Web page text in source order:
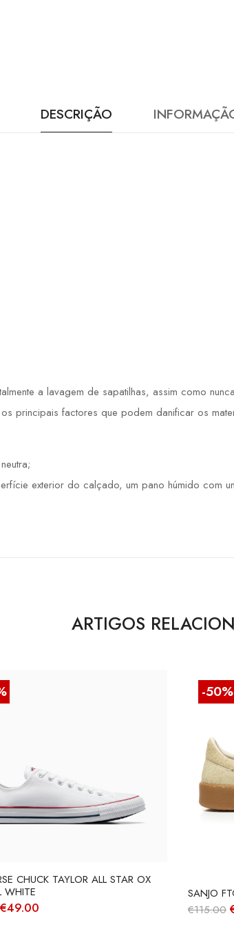
DESCRIÇÃO
a lavagem de sapatilhas, assim como
principais factores que podem danificar os
exterior do calçado, um pano húmido com
ARTIGOS
CHUCK TAYLOR ALL STAR OX
WHITE
O
€49.00
-50%
SANJO
€115.00